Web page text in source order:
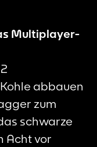
Multiplayer-
abbauen
zum
schwarze
Acht vor